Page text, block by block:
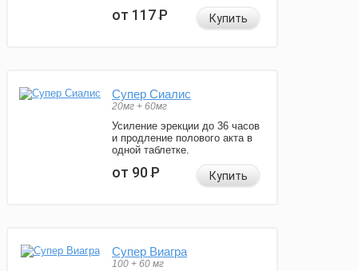
от 117Р Купить
Супер Сиалис
20мг + 60мг
Усиление эрекции до 36 часов
и продление полового акта в
одной таблетке.
от 90Р Купить
Супер Виагра
100 + 60 мг